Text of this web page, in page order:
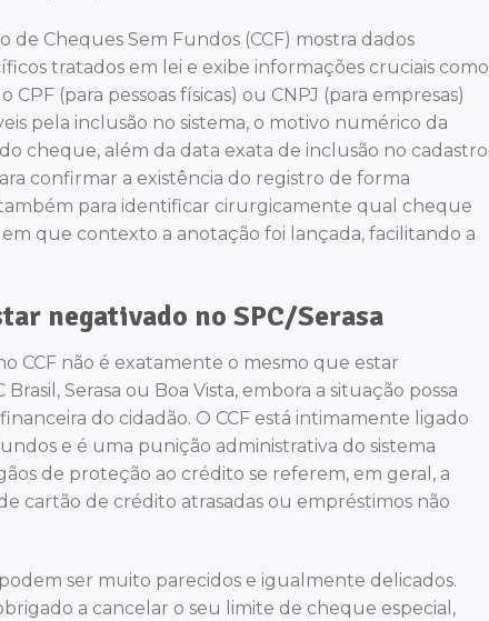
Cheques Sem Fundos (CCF) mostra dados
tratados em lei e exibe informações cruciais como
(para pessoas físicas) ou CNPJ (para empresas)
pela inclusão no sistema, o motivo numérico da
cheque, além da data exata de inclusão no cadastro
confirmar a existência do registro de forma
para identificar cirurgicamente qual cheque
que contexto a anotação foi lançada, facilitando a
negativado no SPC/Serasa
CCF não é exatamente o mesmo que estar
Serasa ou Boa Vista, embora a situação possa
do cidadão. O CCF está intimamente ligado
e é uma punição administrativa do sistema
de proteção ao crédito se referem, em geral, a
cartão de crédito atrasadas ou empréstimos não
ser muito parecidos e igualmente delicados.
a cancelar o seu limite de cheque especial,